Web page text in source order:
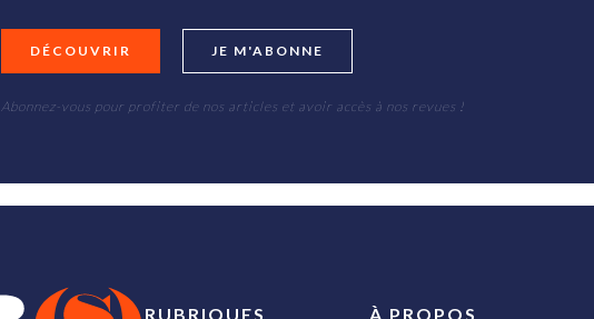
DÉCOUVRIR JE M'ABONNE
Abonnez-vous pour profiter de nos articles et avoir accès à nos revues !
RUBRIQUES À PROPOS